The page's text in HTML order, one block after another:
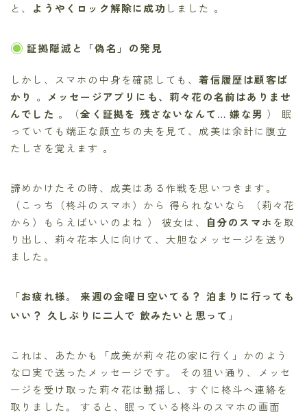
と、 ようやくロック解除に成功 しました 。
証拠隠滅と「偽名」の発見
しかし、スマホの中身を確認しても、着信履歴は顧客ば
かり 。
メッセージアプリにも、莉々花の名前はありませ
んでした 。（全く証拠を 残さないなんて… 嫌な男 ） 眠
っていても端正な顔立ちの夫を見て、成美は余計に腹立
たしさを覚えます 。
諦めかけたその時、成美はある作戦を思いつきます。
（こっち（柊斗のスマホ）から 得られないなら （莉々花
から）もらえばいいのよね ） 彼女は、
自分のスマホ を取
り出し、莉々花本人に向けて、大胆なメッセージを送り
ました。
「お疲れ様。 来週の金曜日空いてる？ 泊まりに行っても
いい？ 久しぶりに二人で 飲みたいと思って 」
これは、あたかも「成美が莉々花の家に行く」かのよう
な口実で送ったメッセージです。 その狙い通り、メッセ
ージを受け取った莉々花は動揺し、すぐに柊斗へ連絡を
取りました。 すると、眠っている柊斗のスマホの画面